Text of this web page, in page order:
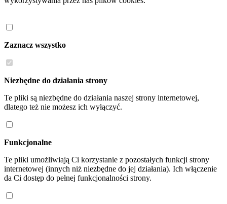
Zaznacz wszystko
Niezbędne do działania strony
Te pliki są niezbędne do działania naszej strony internetowej,
dlatego też nie możesz ich wyłączyć.
Funkcjonalne
Te pliki umożliwiają Ci korzystanie z pozostałych funkcji strony
internetowej (innych niż niezbędne do jej działania). Ich włączenie
da Ci dostęp do pełnej funkcjonalności strony.